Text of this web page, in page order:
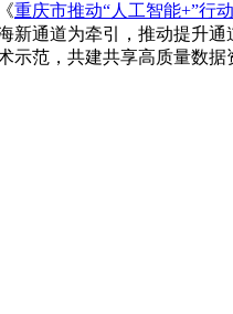
重庆市推动“人工智能+”行
新通道为牵引，推动提升
示范，共建共享高质量数据